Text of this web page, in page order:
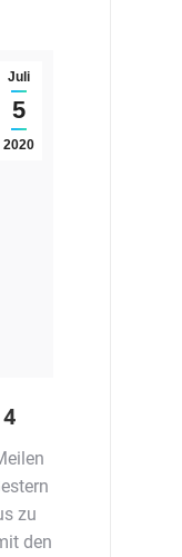
Juli
5
2020
zu
den